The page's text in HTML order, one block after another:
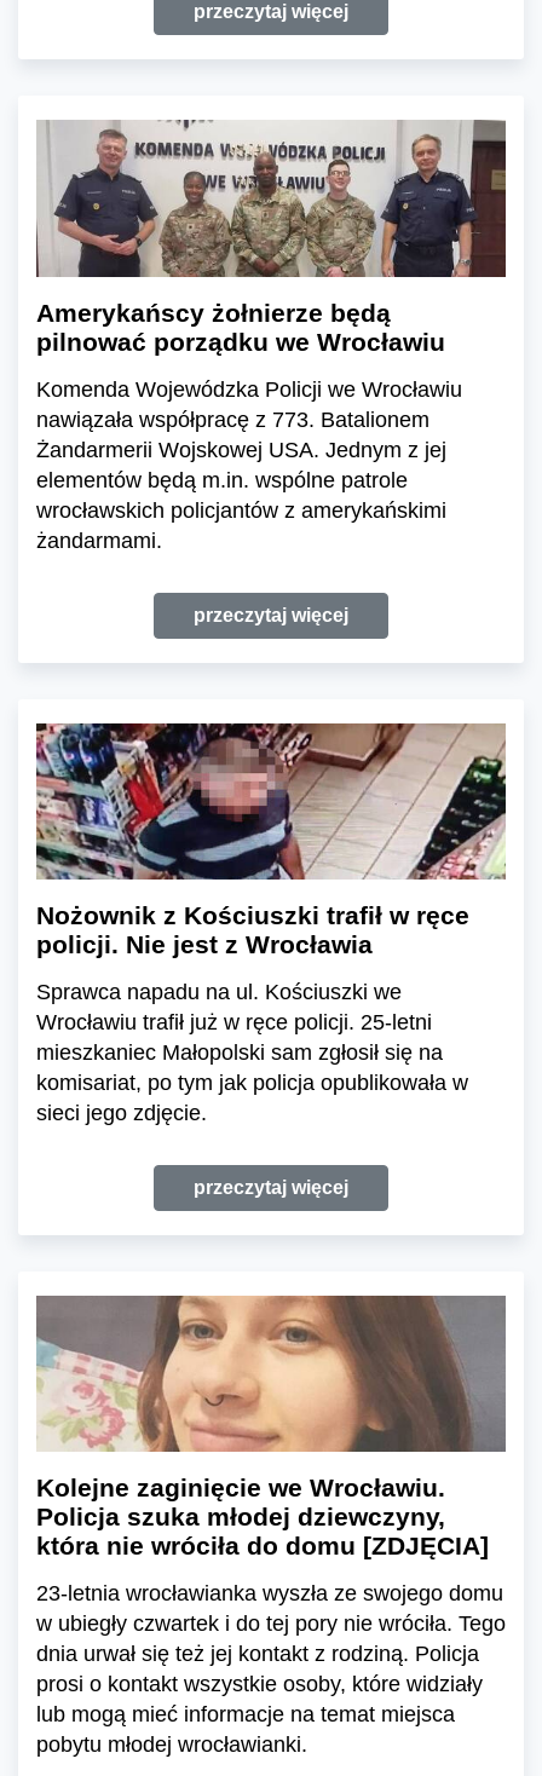
przeczytaj więcej
Amerykańscy żołnierze będą
pilnować porządku we Wrocławiu
Komenda Wojewódzka Policji we Wrocławiu
nawiązała współpracę z 773. Batalionem
Żandarmerii Wojskowej USA. Jednym z jej
elementów będą m.in. wspólne patrole
wrocławskich policjantów z amerykańskimi
żandarmami.
przeczytaj więcej
Nożownik z Kościuszki trafił w ręce
policji. Nie jest z Wrocławia
Sprawca napadu na ul. Kościuszki we
Wrocławiu trafił już w ręce policji. 25-letni
mieszkaniec Małopolski sam zgłosił się na
komisariat, po tym jak policja opublikowała w
sieci jego zdjęcie.
przeczytaj więcej
Kolejne zaginięcie we Wrocławiu.
Policja szuka młodej dziewczyny,
która nie wróciła do domu [ZDJĘCIA]
23-letnia wrocławianka wyszła ze swojego domu
w ubiegły czwartek i do tej pory nie wróciła. Tego
dnia urwał się też jej kontakt z rodziną. Policja
prosi o kontakt wszystkie osoby, które widziały
lub mogą mieć informacje na temat miejsca
pobytu młodej wrocławianki.